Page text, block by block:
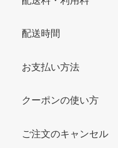
配送時間
お支払い方法
クーポンの使い方
ご注文のキャンセル